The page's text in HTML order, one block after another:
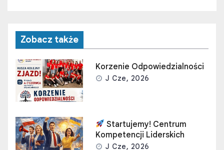
Zobacz także
Korzenie Odpowiedzialności
J Cze, 2026
Startujemy! Centrum
Kompetencji Liderskich
J Cze, 2026